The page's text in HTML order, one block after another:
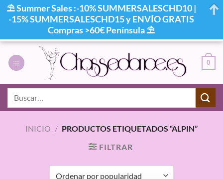
contenido
0
INICIO / PRODUCTOS ETIQUETADOS “ALPIN”
FILTRAR
⛱ Summer Sales :-10% SUMMERSALESCHD10 |
-15% SUMMERSALESCHD15 y ENVÍO GRATIS
Compras >60€ Península ⛱